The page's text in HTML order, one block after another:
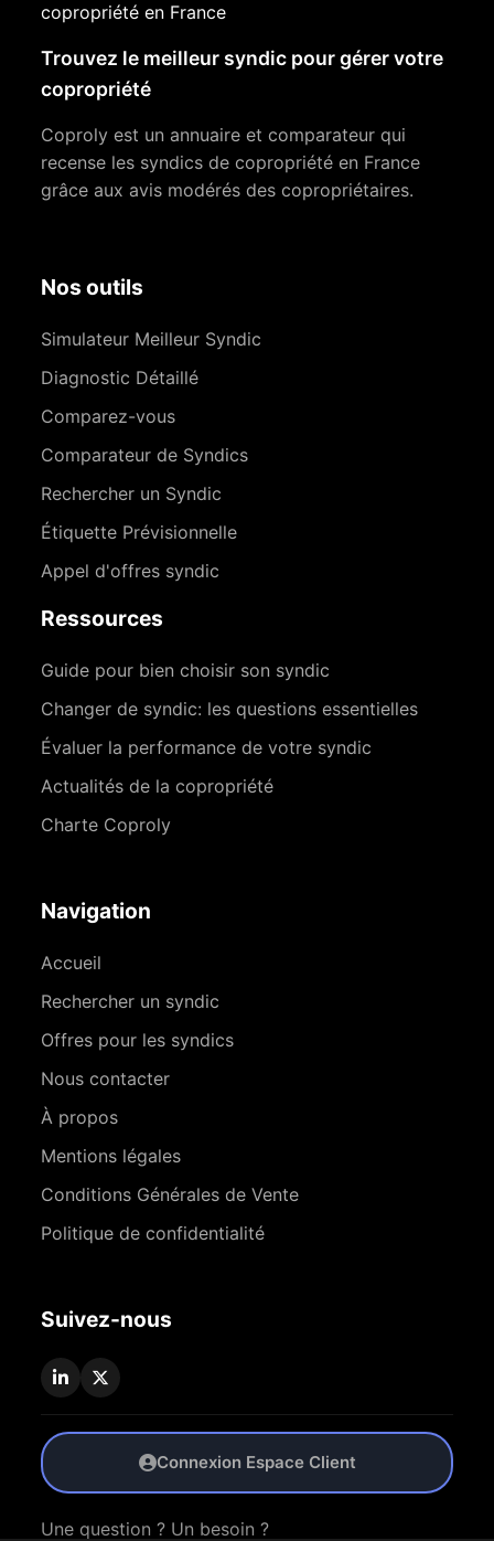
copropriété en France
Trouvez le meilleur syndic pour gérer votre
copropriété
Coproly est un annuaire et comparateur qui
recense les syndics de copropriété en France
grâce aux avis modérés des copropriétaires.
Nos outils
Simulateur Meilleur Syndic
Diagnostic Détaillé
Comparez-vous
Comparateur de Syndics
Rechercher un Syndic
Étiquette Prévisionnelle
Appel d'offres syndic
Ressources
Guide pour bien choisir son syndic
Changer de syndic: les questions essentielles
Évaluer la performance de votre syndic
Actualités de la copropriété
Charte Coproly
Navigation
Accueil
Rechercher un syndic
Offres pour les syndics
Nous contacter
À propos
Mentions légales
Conditions Générales de Vente
Politique de confidentialité
Suivez-nous
Connexion Espace Client
Une question ? Un besoin ?